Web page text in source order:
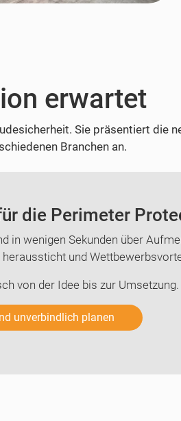
erwartet
Sie präsentiert die
Branchen an.
die Perimeter
in wenigen Sekunden über
und
von der Idee bis zur
unverbindlich planen